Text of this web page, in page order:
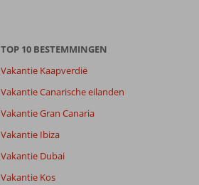
TOP 10 BESTEMMINGEN
Vakantie Kaapverdië
Vakantie Canarische eilanden
Vakantie Gran Canaria
Vakantie Ibiza
Vakantie Dubai
Vakantie Kos